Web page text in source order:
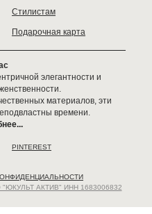
Стилистам
PINTEREST
АКТИВ" ИНН 1683006832
Подарочная карта
элегантности и
материалов, эти
времени.